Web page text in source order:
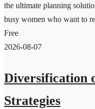
the ultimate planning
busy women who want to
Free
2026-08-07
Diversification
Strategies